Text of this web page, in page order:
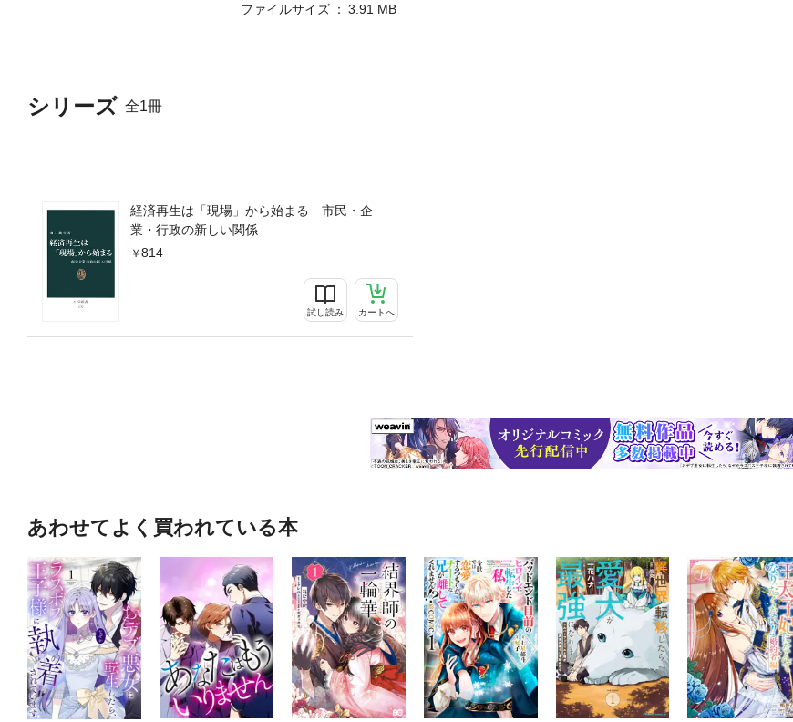
シリーズ 全1冊
経済再生は「現場」から始まる 市民・企
業・行政の新しい関係
814
試し読み カートへ
ファイルサイズ
3.91 MB
あわせてよく買われている本